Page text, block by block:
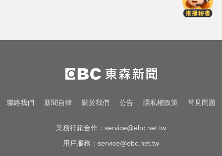
汗驚見「巨大三角形」
白海豚撲日災情不斷！4.5萬民眾避
難、2萬戶停電
中職／中信兄弟折損2重砲！張志
聯絡我們 新聞自律 關於我們 公告 隱私權政策 常見問題
業務行銷合作： service@ebc.net.tw
用戶服務： service@ebc.net.tw